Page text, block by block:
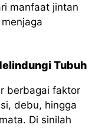
manfaat jintan
Tubuh
berbagai faktor
debu, hingga
Di sinilah